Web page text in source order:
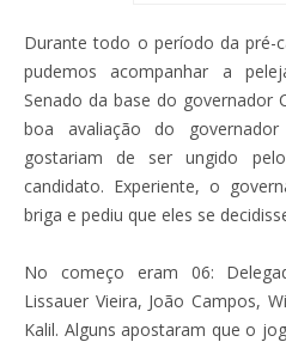
Durante todo o período da pré-
pudemos acompanhar a
Senado da base do governador
boa avaliação do
gostariam de ser ungido
candidato. Experiente, o
briga e pediu que eles se
No começo eram 06:
Lissauer Vieira, João Campos,
Kalil. Alguns apostaram que o